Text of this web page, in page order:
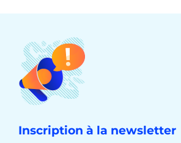
Inscription à la newsletter